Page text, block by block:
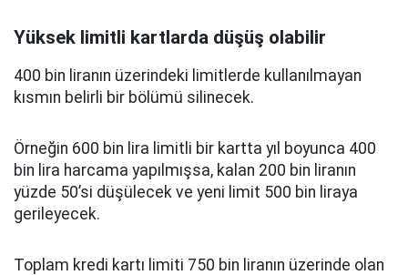
Yüksek limitli kartlarda düşüş olabilir
400 bin liranın üzerindeki limitlerde kullanılmayan
kısmın belirli bir bölümü silinecek.
Örneğin 600 bin lira limitli bir kartta yıl boyunca 400
bin lira harcama yapılmışsa, kalan 200 bin liranın
yüzde 50’si düşülecek ve yeni limit 500 bin liraya
gerileyecek.
Toplam kredi kartı limiti 750 bin liranın üzerinde olan